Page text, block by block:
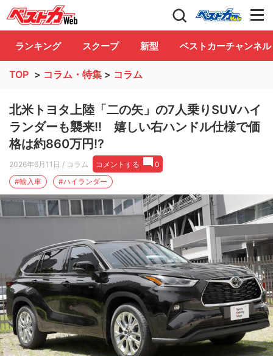
自動車情報誌「ベストカー」 Club
ランキング スクープ 新型 ベストカーチャンネル
TOP > コラム・特集 > コラム
北米トヨタ上陸「二の矢」の7人乗りSUVハイ
ランダーも襲来!! 嬉しい右ハンドル仕様で価
格は約860万円!?
2026年6月11日 / コラム コメントする
0
#輸入車
#ハイランダー